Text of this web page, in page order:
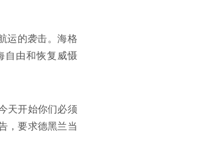
运的袭击。海格
自由和恢复威慑
天开始你们必须
，要求德黑兰当